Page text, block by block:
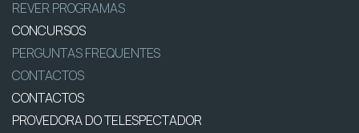
REVER PROGRAMAS
CONCURSOS
PERGUNTAS FREQUENTES
CONTACTOS
CONTACTOS
PROVEDORA DO TELESPECTADOR